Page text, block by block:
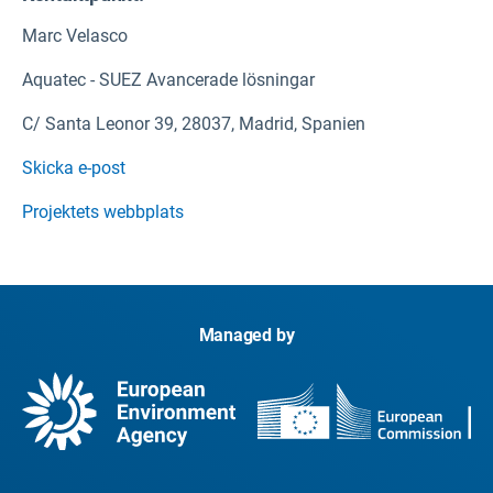
CLARITY-portalen
Opticits Ingenieria Urbana SL
ES
Storbritannien
Ajuntament de Barcelona
ES
Marc Velasco
Aquatec - SUEZ Avancerade lösningar
C/ Santa Leonor 39, 28037, Madrid, Spanien
Skicka e-post
Projektets webbplats
Managed by